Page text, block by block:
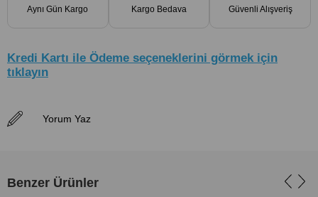
Aynı Gün Kargo Kargo Bedava Güvenli Alışveriş
Kredi Kartı ile Ödeme seçeneklerini görmek için
tıklayın
Yorum Yaz
Benzer Ürünler